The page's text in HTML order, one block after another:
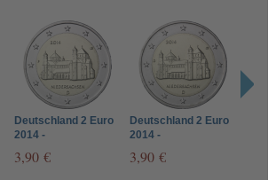
Deutschland 2 Euro
2014 -
Hildesheim -
3,90 €
Deutschland 2 Euro
2014 -
Hildesheim -
3,90 €